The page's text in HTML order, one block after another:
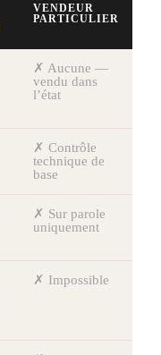
VENDEUR
PARTICULIER
✗ Aucune —
vendu dans
l’état
✗ Contrôle
technique de
base
✗ Sur parole
uniquement
✗ Impossible